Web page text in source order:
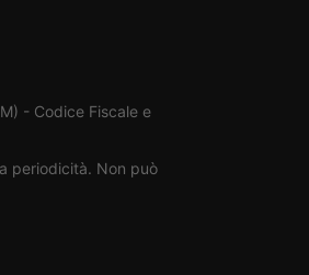
- Codice Fiscale e
periodicità. Non può